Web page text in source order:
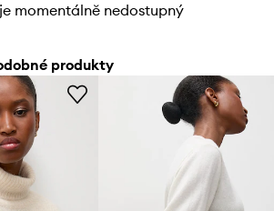
momentálně nedostupný
produkty